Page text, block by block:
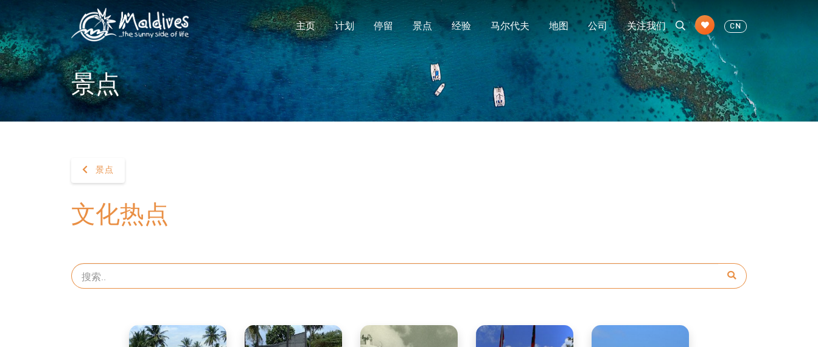
主页 计划 停留 景点 经验 马尔代夫 地图 公司 关注我们 CN
景点
景点
文化热点